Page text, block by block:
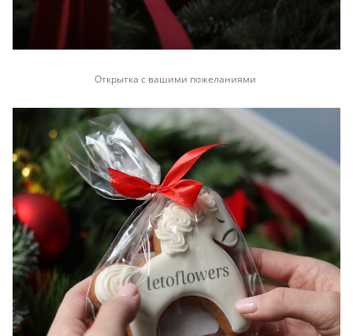
Открытка с вашими пожеланиями